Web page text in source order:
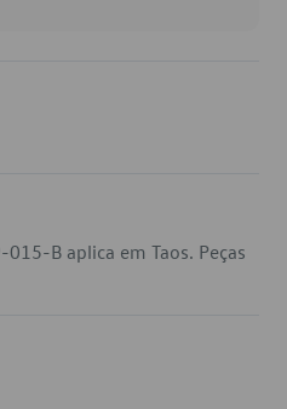
B aplica em Taos. Peças